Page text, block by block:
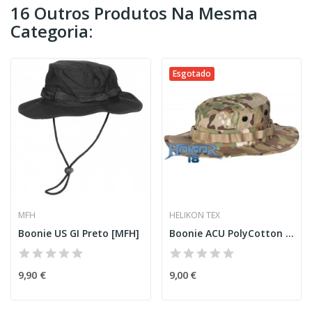
16 Outros Produtos Na Mesma
Categoria:
MFH
Boonie US GI Preto [MFH]
9,90 €
Esgotado
HELIKON TEX
Boonie ACU PolyCotton Multicam
9,00 €